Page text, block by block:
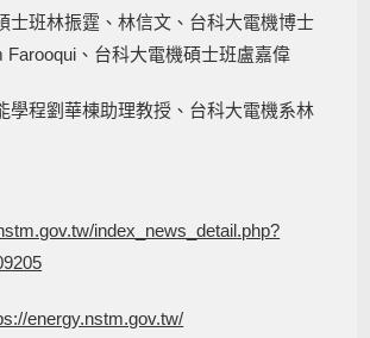
士班林振霆、林信文、台科大電機博士
Farooqui、台科大電機碩士班盧嘉偉
學程劉華棟助理教授、台科大電機系林
index_news_detail.php?
energy.nstm.gov.tw/